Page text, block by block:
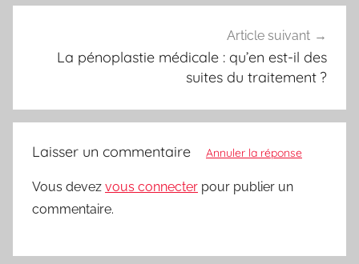
Article suivant
La pénoplastie médicale : qu’en est-il des
suites du traitement ?
Laisser un commentaire Annuler la réponse
Vous devez vous connecter pour publier un
commentaire.